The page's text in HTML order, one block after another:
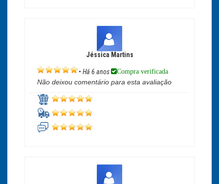
Jéssica Martins
• Há 6 anos Compra verificada
Não deixou comentário para esta avaliação